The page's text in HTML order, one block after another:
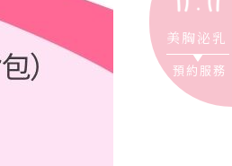
美胸泌乳
預約服務